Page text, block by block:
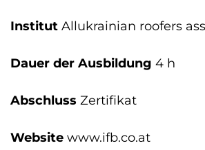
Institut Allukrainian roofers
Dauer der Ausbildung 4 h
Abschluss Zertifikat
Website www.ifb.co.at